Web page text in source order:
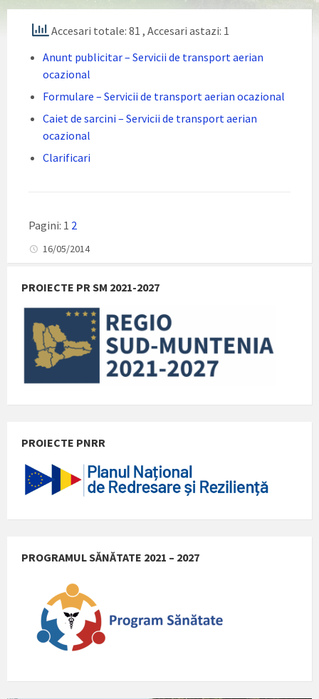
Accesari totale: 81 , Accesari astazi: 1
Anunt publicitar – Servicii de transport aerian
ocazional
Formulare – Servicii de transport aerian ocazional
Caiet de sarcini – Servicii de transport aerian
ocazional
Clarificari
Pagini: 1 2
16/05/2014
PROIECTE PR SM 2021-2027
PROIECTE PNRR
PROGRAMUL SĂNĂTATE 2021 – 2027